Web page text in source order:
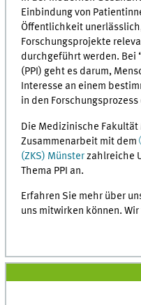
Einbindung von
Öffentlichkeit
Forschungsprojekte
durchgeführt werden. Bei
(PPI) geht es darum,
Interesse an einem
in den
Die Medizinische
Zusammenarbeit mit dem
(ZKS) Münsterzahlreiche
Thema PPI an.
Erfahren Sie mehr über
uns mitwirken können.